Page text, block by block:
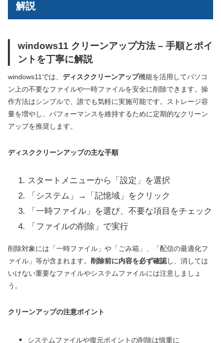
解説
windows11 クリーンアップ方法 – 手順とポイ
ントを丁寧に解説
windows11では、 ディスククリーンアップ機能を活用してパソコ
ン上の不要なファイルや一時ファイルを安全に削除できます。操
作方法はシンプルで、誰でも気軽に実施可能です。ストレージ容
量を増やし、パフォーマンスを維持するために定期的なクリーン
アップを推奨します。
ディスククリーンアップの主な手順
スタートメニューから「設定」を選択
「システム」→「記憶域」をクリック
「一時ファイル」を選び、不要な項目をチェック
「ファイルの削除」で実行
削除対象には「一時ファイル」や「ごみ箱」、「配信の最適化フ
ァイル」等が含まれます。 削除前に内容を必ず確認し、消しては
いけない重要なファイルやシステムファイルには注意しましょ
う。
クリーンアップの注意ポイント
システムファイルや復元ポイントの削除は慎重に